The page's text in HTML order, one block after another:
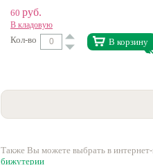
60 руб.
В кладовую
Кол-во В корзину
Также Вы можете выбрать в
бижутерии